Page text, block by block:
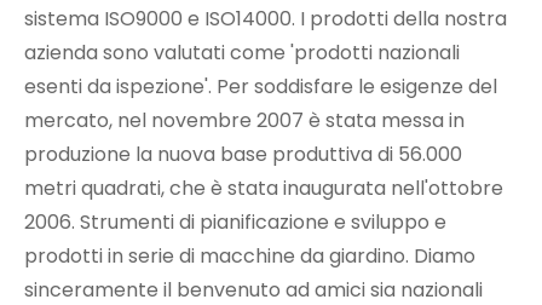
sistema ISO9000 e ISO14000. I prodotti della nostra
azienda sono valutati come 'prodotti nazionali
esenti da ispezione'. Per soddisfare le esigenze del
mercato, nel novembre 2007 è stata messa in
produzione la nuova base produttiva di 56.000
metri quadrati, che è stata inaugurata nell'ottobre
2006. Strumenti di pianificazione e sviluppo e
prodotti in serie di macchine da giardino. Diamo
sinceramente il benvenuto ad amici sia nazionali